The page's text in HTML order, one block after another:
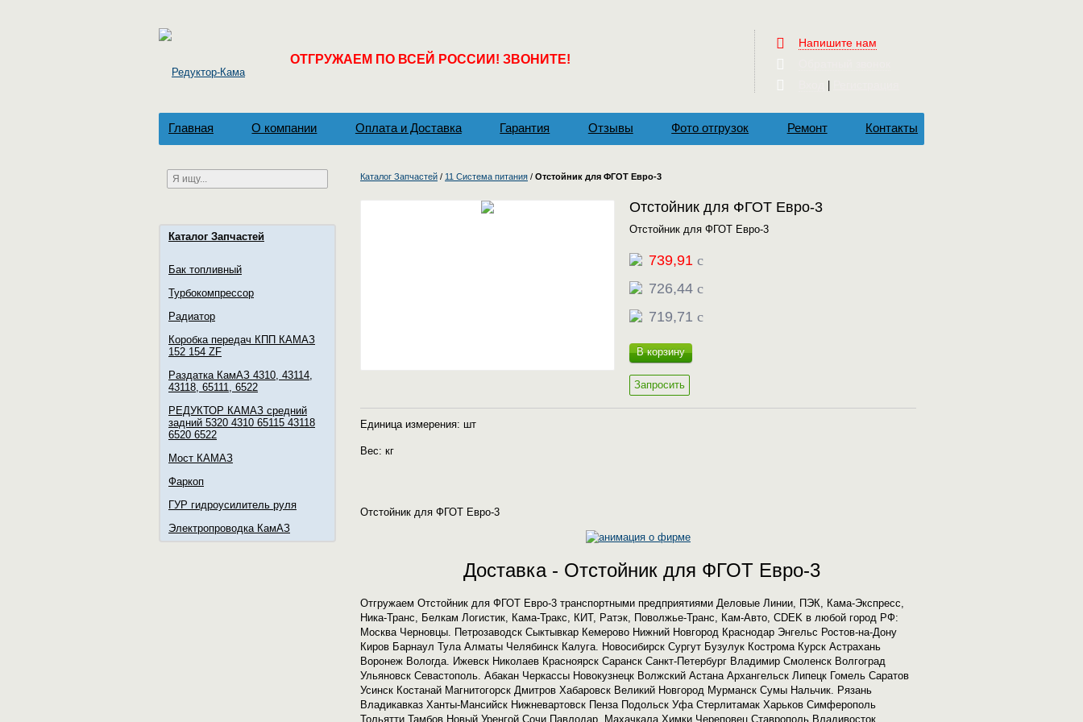
ОТГРУЖАЕМ ПО ВСЕЙ РОССИИ! ЗВОНИТЕ!
Напишите нам
|
Главная О компании Оплата и Доставка Гарантия Отзывы Фото отгрузок Ремонт Контакты
Каталог Запчастей
Бак топливный
Турбокомпрессор
Радиатор
Коробка передач КПП КАМАЗ
152 154 ZF
Раздатка КамАЗ 4310, 43114,
43118, 65111, 6522
РЕДУКТОР КАМАЗ средний
задний 5320 4310 65115 43118
6520 6522
Мост КАМАЗ
Фаркоп
ГУР гидроусилитель руля
Электропроводка КамАЗ
Каталог Запчастей / 11 Система питания / Отстойник для ФГОТ Евро-3
Отстойник для ФГОТ Евро-3
Отстойник для ФГОТ Евро-3
739,91 c
726,44 c
719,71 c
В корзину
Запросить
Единица измерения: шт
Вес: кг
Отстойник для ФГОТ Евро-3
Доставка - Отстойник для ФГОТ Евро-3
Отгружаем Отстойник для ФГОТ Евро-3 транспортными предприятиями Деловые Линии, ПЭК, Кама-Экспресс,
Ника-Транс, Белкам Логистик, Кама-Тракс, КИТ, Ратэк, Поволжье-Транс, Кам-Авто, CDEK в любой город РФ:
Москва Черновцы. Петрозаводск Сыктывкар Кемерово Нижний Новгород Краснодар Энгельс Ростов-на-Дону
Киров Барнаул Тула Алматы Челябинск Калуга. Новосибирск Сургут Бузулук Кострома Курск Астрахань
Воронеж Вологда. Ижевск Николаев Красноярск Саранск Санкт-Петербург Владимир Смоленск Волгоград
Ульяновск Севастополь. Абакан Черкассы Новокузнецк Волжский Астана Архангельск Липецк Гомель Саратов
Усинск Костанай Магнитогорск Дмитров Хабаровск Великий Новгород Мурманск Сумы Нальчик. Рязань
Владикавказ Ханты-Мансийск Нижневартовск Пенза Подольск Уфа Стерлитамак Харьков Симферополь
Тольятти Тамбов Новый Уренгой Сочи Павлодар. Махачкала Химки Череповец Ставрополь Владивосток